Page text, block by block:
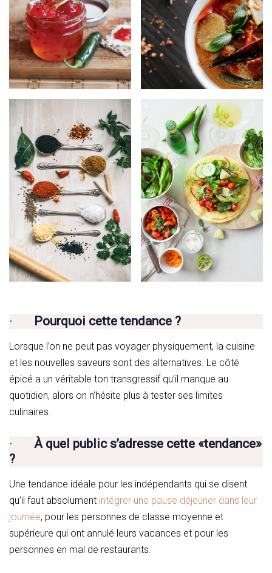
· Pourquoi cette tendance ?
Lorsque l’on ne peut pas voyager physiquement, la cuisine
et les nouvelles saveurs sont des alternatives. Le côté
épicé a un véritable ton transgressif qu’il manque au
quotidien, alors on n’hésite plus à tester ses limites
culinaires.
· À quel public s’adresse cette «tendance»
?
Une tendance idéale pour les indépendants qui se disent
qu’il faut absolument intégrer une pause déjeuner dans leur
journée, pour les personnes de classe moyenne et
supérieure qui ont annulé leurs vacances et pour les
personnes en mal de restaurants.